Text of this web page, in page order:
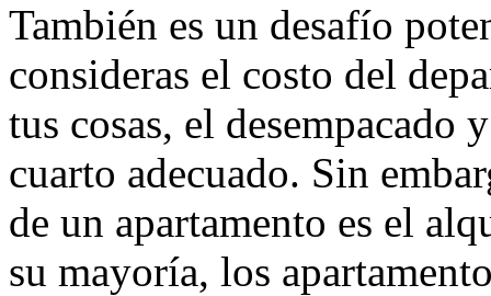
También es un desafío
consideras el costo del
tus cosas, el desempacado
cuarto adecuado. Sin
de un apartamento es el
su mayoría, los